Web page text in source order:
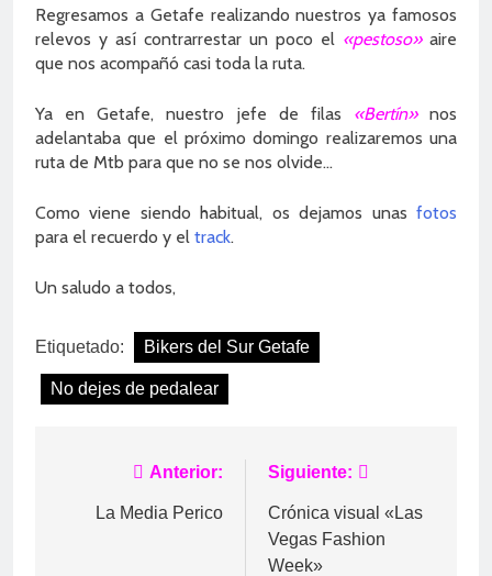
Regresamos a Getafe realizando nuestros ya famosos
relevos y así contrarrestar un poco el «pestoso»aire
que nos acompañó casi toda la ruta.
Ya en Getafe, nuestro jefe de filas «Bertín»nos
adelantaba que el próximo domingo realizaremos una
ruta de Mtb para que no se nos olvide…
Como viene siendo habitual, os dejamos unas fotos
para el recuerdo y el track.
Un saludo a todos,
Etiquetado: Bikers del Sur Getafe
No dejes de pedalear
Navegación
Anterior:
La Media Perico
Siguiente:
Crónica visual «Las
Vegas Fashion
Week»